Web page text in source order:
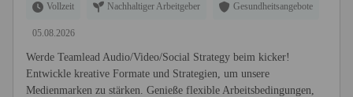
Vollzeit Nachhaltiger Arbeitgeber Gesundheitsangebote
05.08.2026
Werde Teamlead Audio/Video/Social Strategy beim kicker!
Entwickle kreative Formate und Strategien, um unsere
Medienmarken zu stärken. Genieße flexible Arbeitsbedingungen,